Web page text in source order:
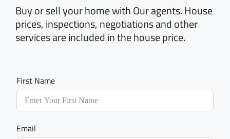
Buy or sell your home with Our agents. House
prices, inspections, negotiations and other
services are included in the house price.
First Name
Email